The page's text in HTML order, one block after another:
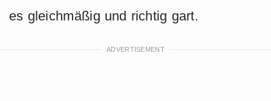
es gleichmäßig und richtig gart.